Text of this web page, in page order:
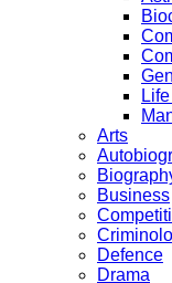
Arts
Business
Defence
Drama